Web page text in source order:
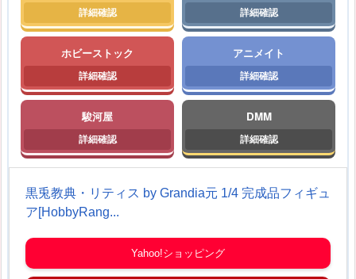
ホビーストック アニメイト
駿河屋 DMM
黒兎教典・リティス by Grandia元 1/4 完成品フィギュ
ア[HobbyRang...
Yahoo!ショッピング